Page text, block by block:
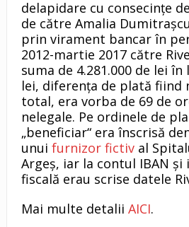
delapidare cu consecințe
de către Amalia
prin virament bancar în
2012-martie 2017 către
suma de 4.281.000 de lei în
lei, diferența de plată fiind
total, era vorba de 69 de
nelegale. Pe ordinele de
„beneficiar“ era înscrisă
unui furnizor fictival
Argeş, iar la contul IBAN şi
fiscală erau scrise datele
Mai multe detalii AICI.